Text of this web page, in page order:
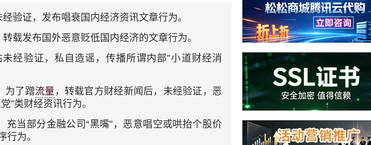
验证，发布唱衰国内经济资讯文章行为。
载发布国外恶意贬低国内经济的文章行为。
经验证，私自造谣，传播所谓内部"小道财经消
为了蹭流量 ，转载官方财经新闻后，未经验证，恶
"类财经资讯行为。
当部分金融公司“黑嘴"，恶意唱空或哄抬个股价
行为。